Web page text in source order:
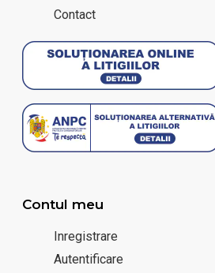
Contact
Contul meu
Inregistrare
Autentificare